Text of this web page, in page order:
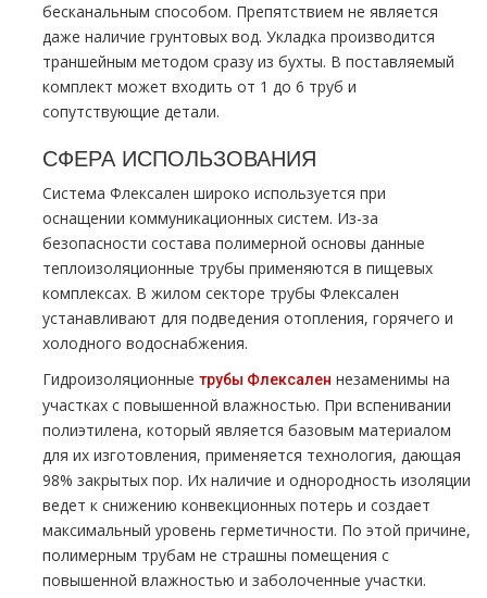
бесканальным способом. Препятствием не является
даже наличие грунтовых вод. Укладка производится
траншейным методом сразу из бухты. В поставляемый
комплект может входить от 1 до 6 труб и
сопутствующие детали.
СФЕРА ИСПОЛЬЗОВАНИЯ
Система Флексален широко используется при
оснащении коммуникационных систем. Из-за
безопасности состава полимерной основы данные
теплоизоляционные трубы применяются в пищевых
комплексах. В жилом секторе трубы Флексален
устанавливают для подведения отопления, горячего и
холодного водоснабжения.
Гидроизоляционные трубы Флексален незаменимы на
участках с повышенной влажностью. При вспенивании
полиэтилена, который является базовым материалом
для их изготовления, применяется технология, дающая
98% закрытых пор. Их наличие и однородность изоляции
ведет к снижению конвекционных потерь и создает
максимальный уровень герметичности. По этой причине,
полимерным трубам не страшны помещения с
повышенной влажностью и заболоченные участки.